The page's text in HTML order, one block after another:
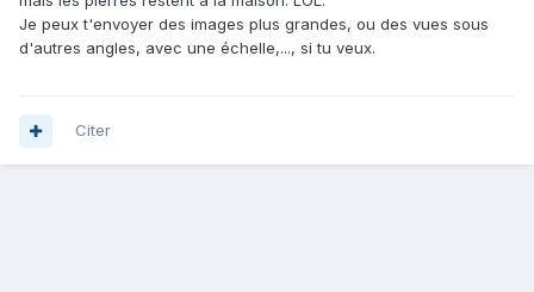
Je peux t'envoyer des images plus grandes, ou des vues sous
d'autres angles, avec une échelle,..., si tu veux.
Citer